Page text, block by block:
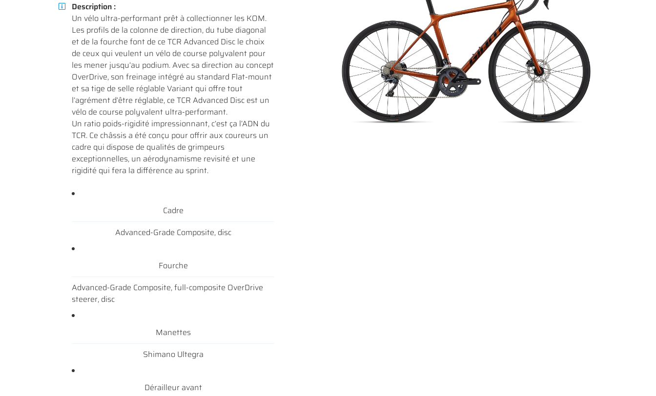
VALIDER VOTRE PANIER
En cochant cette case, vous consentez à recevoir nos propositions commerciales à
l'adresse email indiqué ci-dessus. Vous pouvez vous désinscrire à tout moment en
le formulaire de désinscription
INSCRIPTION

Description :
Un vélo ultra-performant prêt à collectionner les KOM.
Les profils de la colonne de direction, du tube diagonal
et de la fourche font de ce TCR Advanced Disc le choix
de ceux qui veulent un vélo de course polyvalent pour
les mener jusqu’au podium. Avec sa direction au concept
OverDrive, son freinage intégré au standard Flat-mount
et sa tige de selle réglable Variant qui offre tout
l’agrément d’être réglable, ce TCR Advanced Disc est un
vélo de course polyvalent ultra-performant.
Un ratio poids-rigidité impressionnant, c’est ça l’ADN du
TCR. Ce châssis a été conçu pour offrir aux coureurs un
cadre qui dispose de qualités de grimpeurs
exceptionnelles, un aérodynamisme revisité et une
rigidité qui fera la différence au sprint.
Cadre
Advanced-Grade Composite, disc
Fourche
Advanced-Grade Composite, full-composite OverDrive
steerer, disc
Manettes
Shimano Ultegra
Dérailleur avant